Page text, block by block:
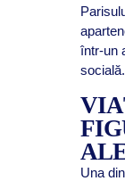
într-un
socială.
Una